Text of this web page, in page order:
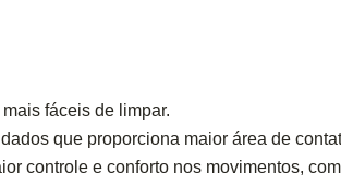
fáceis de limpar.
que proporciona maior área de
controle e conforto nos movimentos,